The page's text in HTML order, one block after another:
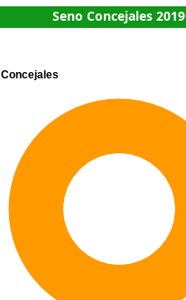
Seno Concejales 2019
Concejales